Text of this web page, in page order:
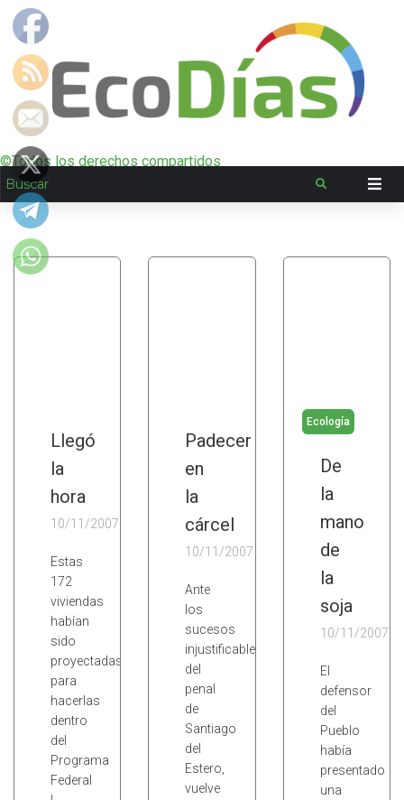
©Todos los derechos compartidos
Llegó
la
hora
10/11/2007
Estas
172
viviendas
habían
sido
proyectadas
para
hacerlas
dentro
del
Programa
Federal
Padecer
en
la
cárcel
10/11/2007
Ante
los
sucesos
injustificables
del
penal
de
Santiago
del
Estero,
vuelve
Ecología
De
la
mano
de
la
soja
10/11/2007
El
defensor
del
Pueblo
había
presentado
una